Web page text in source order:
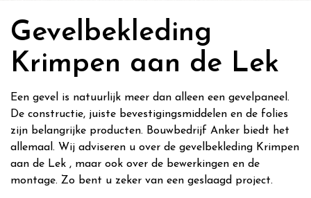
Gevelbekleding
Krimpen aan de Lek
Een gevel is natuurlijk meer dan alleen een gevelpaneel.
De constructie, juiste bevestigingsmiddelen en de folies
zijn belangrijke producten. Bouwbedrijf Anker biedt het
allemaal. Wij adviseren u over de gevelbekleding Krimpen
aan de Lek , maar ook over de bewerkingen en de
montage. Zo bent u zeker van een geslaagd project.